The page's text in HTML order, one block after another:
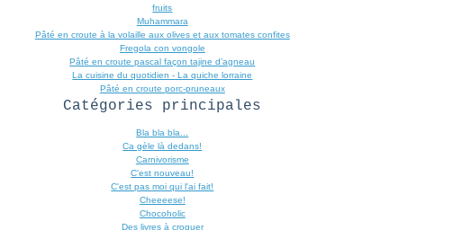
fruits
Muhammara
Pâté en croute à la volaille aux olives et aux tomates confites
Fregola con vongole
Pâté en croute pascal façon tajine d’agneau
La cuisine du quotidien - La quiche lorraine
Pâté en croute porc-pruneaux
Catégories principales
Bla bla bla...
Ca gèle là dedans!
Carnivorisme
C'est nouveau!
C'est pas moi qui l'ai fait!
Cheeeese!
Chocoholic
Des livres à croquer